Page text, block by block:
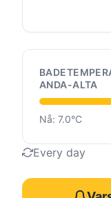
ANDA-ALTA
Nå: 7.0°C
Every day